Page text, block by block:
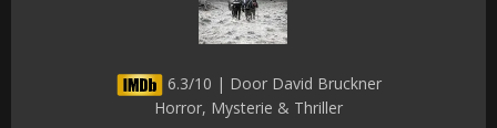
6.3/10 | Door David Bruckner
Horror, Mysterie & Thriller